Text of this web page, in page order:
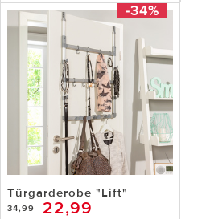
-34%
Türgarderobe "Lift"
34,99 22,99